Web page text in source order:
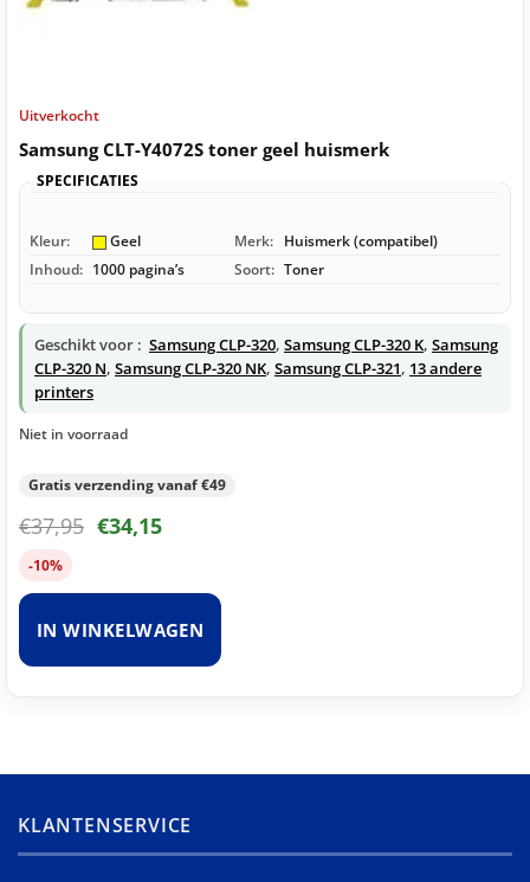
Uitverkocht
Samsung CLT-Y4072S toner geel huismerk
SPECIFICATIES
Kleur: Geel Merk: Huismerk (compatibel)
Inhoud: 1000 pagina’s Soort: Toner
Geschikt voor : Samsung CLP-320, Samsung CLP-320 K, Samsung
CLP-320 N, Samsung CLP-320 NK, Samsung CLP-321, 13 andere
printers
Niet in voorraad
Gratis verzending vanaf €49
€37,95 €34,15
-10%
IN WINKELWAGEN
KLANTENSERVICE